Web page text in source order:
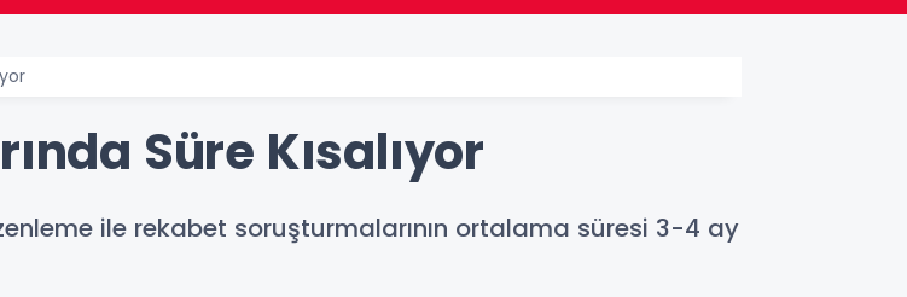
Süre Kısalıyor
ile rekabet soruşturmalarının ortalama süresi 3-4 ay